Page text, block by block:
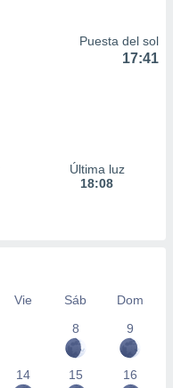
Puesta del sol
17:41
Última luz
18:08
Vie Sáb
Dom
8
9
14 15 16